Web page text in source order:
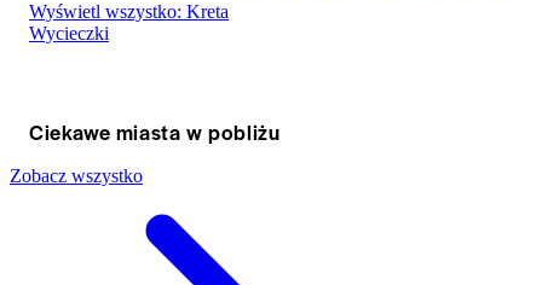
Wyświetl wszystko: Kreta
Wycieczki
Ciekawe miasta w pobliżu
Zobacz wszystko